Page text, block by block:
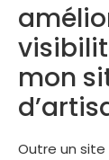
mon
Outre un site